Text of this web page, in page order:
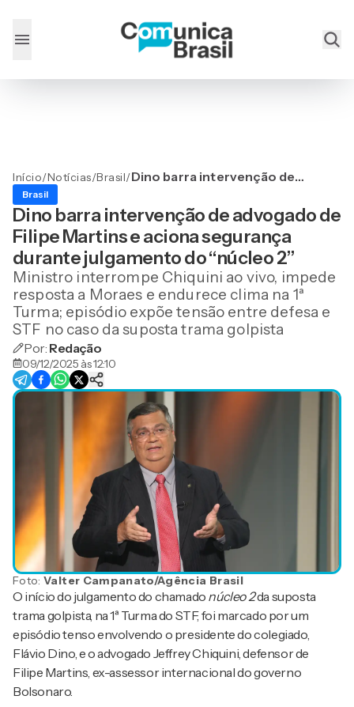
Início/Notícias/Brasil/Dino barra intervenção de
e aciona segurança
durante julgamento do
“núcleo 2”
Brasil
Dino barra intervenção de advogado de
Filipe Martins e aciona segurança
durante julgamento do “núcleo 2”
Ministro interrompe Chiquini ao vivo, impede
resposta a Moraes e endurece clima na 1ª
Turma; episódio expõe tensão entre defesa e
STF no caso da suposta trama golpista
Por: Redação
09/12/2025 às 12:10
Foto:Valter Campanato/Agência Brasil
O início do julgamento do chamado núcleo 2da suposta
trama golpista, na 1ª Turma do STF, foi marcado por um
episódio tenso envolvendo o presidente do colegiado,
Flávio Dino, e o advogado Jeffrey Chiquini, defensor de
Filipe Martins, ex-assessor internacional do governo
Bolsonaro.